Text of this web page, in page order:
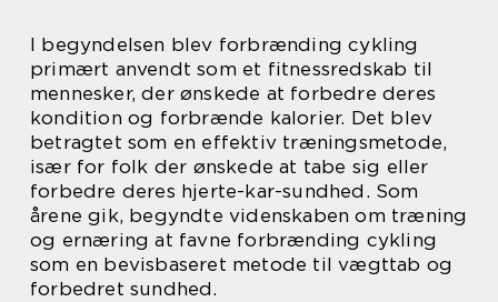
I begyndelsen blev forbrænding cykling
primært anvendt som et fitnessredskab til
mennesker, der ønskede at forbedre deres
kondition og forbrænde kalorier. Det blev
betragtet som en effektiv træningsmetode,
især for folk der ønskede at tabe sig eller
forbedre deres hjerte-kar-sundhed. Som
årene gik, begyndte videnskaben om træning
og ernæring at favne forbrænding cykling
som en bevisbaseret metode til vægttab og
forbedret sundhed.